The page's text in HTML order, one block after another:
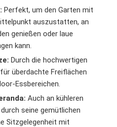
Perfekt, um den Garten mit
auszustatten, an
genießen oder laue
kann.
Durch die hochwertigen
überdachte Freiflächen
Essbereichen.
Auch an kühleren
seine gemütlichen
Sitzgelegenheit mit